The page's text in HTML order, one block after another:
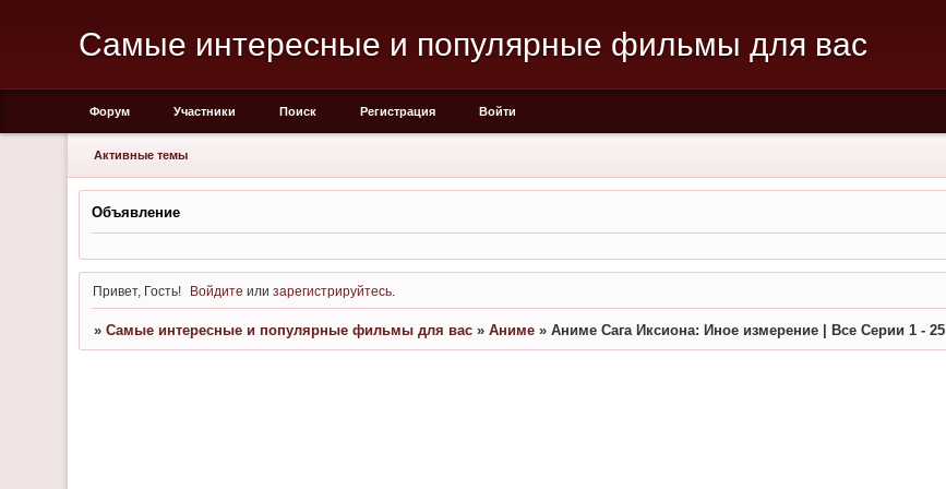
Cамые интересные и популярные фильмы для вас
Форум Участники Поиск Регистрация Войти
Активные темы
Объявление
Привет, Гость! Войдите илизарегистрируйтесь
» Cамые интересные и популярные фильмы для вас » Аниме » Аниме Сага Иксиона: Иное измерение | Все Серии 1 - 25